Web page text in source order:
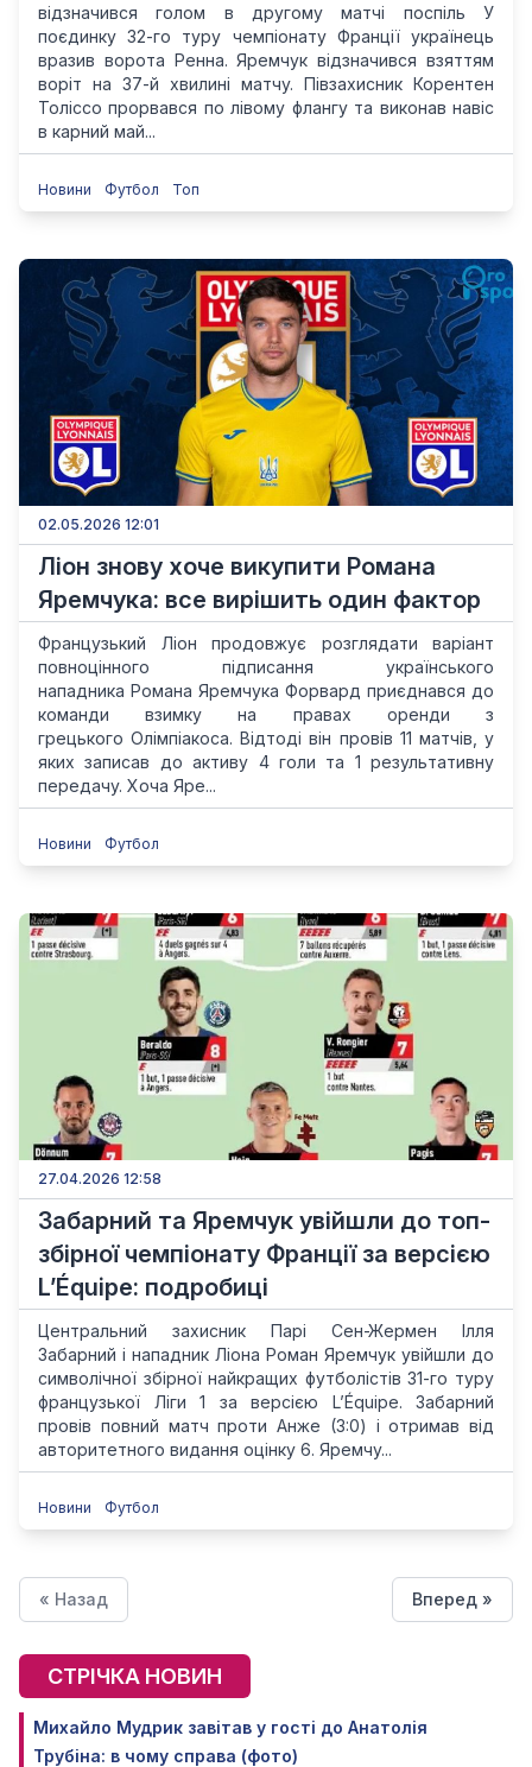
відзначився голом в другому матчі поспіль У
поєдинку 32-го туру чемпіонату Франції українець
вразив ворота Ренна. Яремчук відзначився взяттям
воріт на 37-й хвилині матчу. Півзахисник Корентен
Толіссо прорвався по лівому флангу та виконав навіс
в карний май...
Новини Футбол Топ
02.05.2026 12:01
Ліон знову хоче викупити Романа
Яремчука: все вирішить один фактор
Французький Ліон продовжує розглядати варіант
повноцінного підписання українського
нападника Романа Яремчука Форвард приєднався до
команди взимку на правах оренди з
грецького Олімпіакоса. Відтоді він провів 11 матчів, у
яких записав до активу 4 голи та 1 результативну
передачу. Хоча Яре...
Новини Футбол
27.04.2026 12:58
Забарний та Яремчук увійшли до топ-
збірної чемпіонату Франції за версією
L’Équipe: подробиці
Центральний захисник Парі Сен-Жермен Ілля
Забарний і нападник Ліона Роман Яремчук увійшли до
символічної збірної найкращих футболістів 31-го туру
французької Ліги 1 за версією L’Équipe. Забарний
провів повний матч проти Анже (3:0) і отримав від
авторитетного видання оцінку 6. Яремчу...
Новини Футбол
« Назад Вперед »
СТРІЧКА НОВИН
Михайло Мудрик завітав у гості до Анатолія
Трубіна: в чому справа (фото)